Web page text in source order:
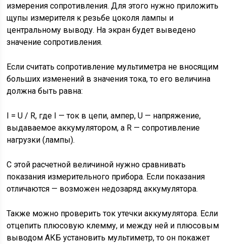
измерения сопротивления. Для этого нужно приложить
щупы измерителя к резьбе цоколя лампы и
центральному выводу. На экран будет выведено
значение сопротивления.
Если считать сопротивление мультиметра не вносящим
больших изменений в значения тока, то его величина
должна быть равна:
I = U / R, где I — ток в цепи, ампер, U — напряжение,
выдаваемое аккумулятором, а R — сопротивление
нагрузки (лампы).
С этой расчетной величиной нужно сравнивать
показания измерительного прибора. Если показания
отличаются — возможен недозаряд аккумулятора.
Также можно проверить ток утечки аккумулятора. Если
отцепить плюсовую клемму, и между ней и плюсовым
выводом АКБ установить мультиметр, то он покажет